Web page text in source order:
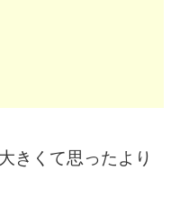
きくて思ったより